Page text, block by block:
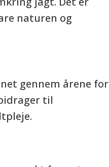
naturen og
gennem årene for
til